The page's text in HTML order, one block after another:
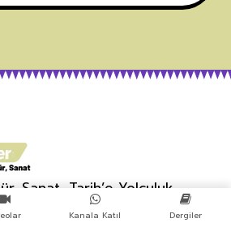
Sanat, Tarih’e Yolculuk
Kanala Katıl Dergiler